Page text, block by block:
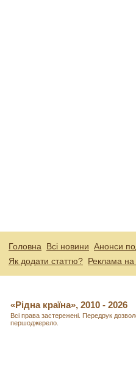
Головна Всі новини Анонси
Як додати статтю? Реклама на
«Рідна країна», 2010 - 2026
Всі права застережені. Передрук
першоджерело.